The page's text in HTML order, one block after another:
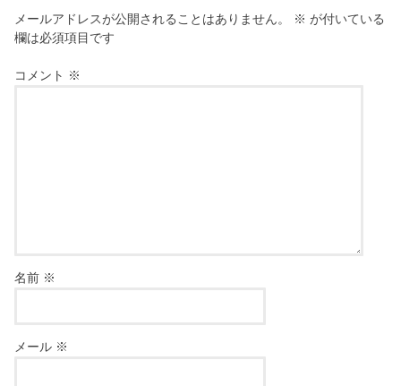
メールアドレスが公開されることはありません。 ※ が付いている
欄は必須項目です
コメント ※
名前 ※
メール ※